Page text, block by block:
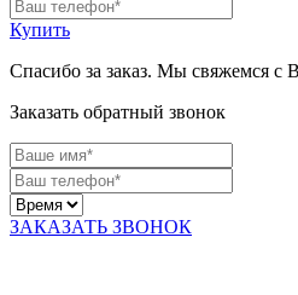
Купить
Спасибо за заказ. Мы свяжемся с
Заказать обратный звонок
ЗАКАЗАТЬ ЗВОНОК